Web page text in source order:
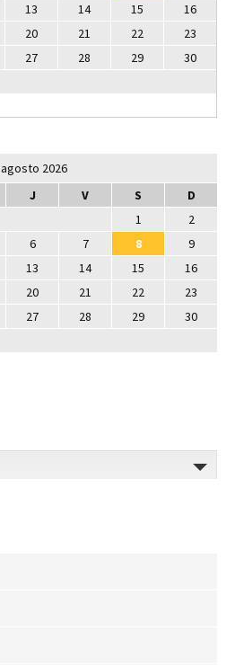
13 14 15
16
20 21 22
23
27 28 29
30
agosto 2026
J V S
D
1
2
6 7 8
9
13 14 15
16
20 21 22
23
27 28 29
30